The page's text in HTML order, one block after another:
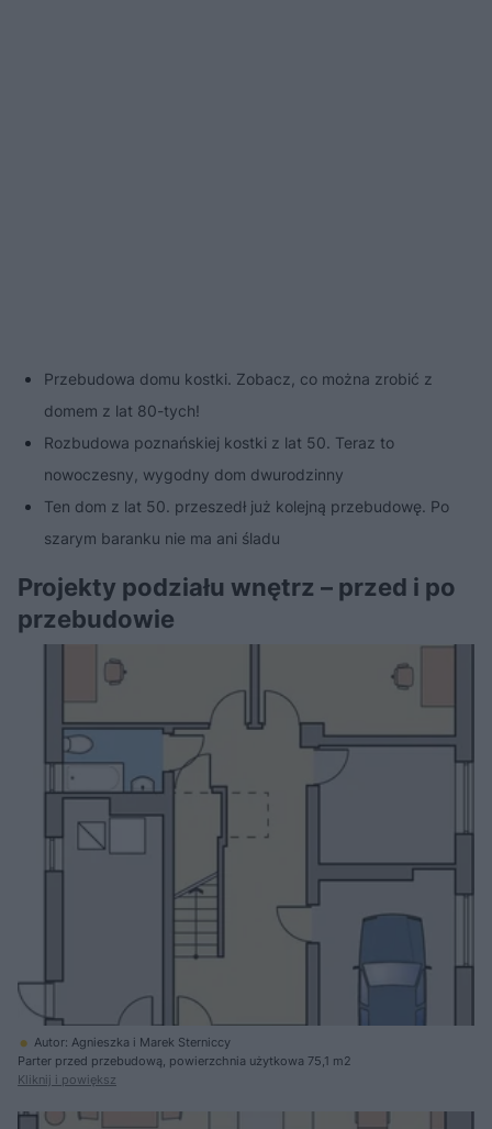
Przebudowa domu kostki. Zobacz, co można zrobić z
domem z lat 80-tych!
Rozbudowa poznańskiej kostki z lat 50. Teraz to
nowoczesny, wygodny dom dwurodzinny
Ten dom z lat 50. przeszedł już kolejną przebudowę. Po
szarym baranku nie ma ani śladu
Projekty podziału wnętrz – przed i po
przebudowie
Autor: Agnieszka i Marek Sterniccy
Parter przed przebudową, powierzchnia użytkowa 75,1 m2
Kliknij i powiększ